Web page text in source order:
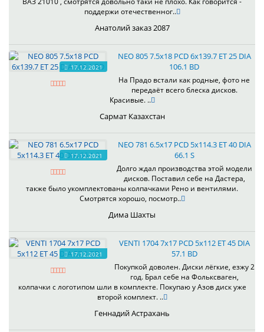
поддержи отечественног..
Анатолий заказ 2087
17.12.2021
NEO 805 7.5x18 PCD 6x139.7 ET 25 DIA
106.1 BD
На Прадо встали как родные, фото не
передаёт всего блеска дисков.
Красивые. ..
Сармат Казахстан
17.12.2021
NEO 781 6.5x17 PCD 5x114.3 ET 40 DIA
66.1 S
Долго ждал производства этой модели
дисков. Поставил себе на Дастера,
также было укомплектованы колпачками Рено и вентилями.
Смотрятся хорошо, посмотр..
Дима Шахты
17.12.2021
VENTI 1704 7x17 PCD 5x112 ET 45 DIA
57.1 BD
Покупкой доволен. Диски лёгкие, езжу 2
год. Брал себе на Фольксваген,
колпачки с логотипом шли в комплекте. Покупаю у Азов диск уже
второй комплект. ..
Геннадий Астрахань